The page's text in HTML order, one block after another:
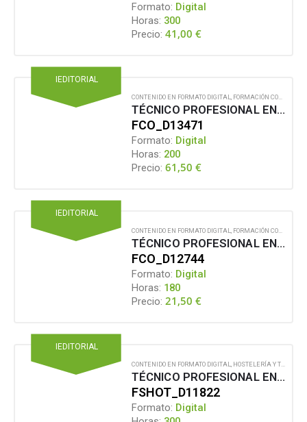
Formato: Digital
Horas: 300
Precio: 41,00€
IEDITORIAL
CONTENIDO EN FORMATO DIGITAL FORMACIÓN COMPLEMENTARIA
TÉCNICO PROFESIONAL EN ELECTROMECÁNICA DE VEHÍCULOS. EXPERTO EN SISTEMAS DE TRANSMISIÓN Y FRENADO
FCO_D13471
Formato: Digital
Horas: 200
Precio: 61,50€
IEDITORIAL
CONTENIDO EN FORMATO DIGITAL FORMACIÓN COMPLEMENTARIA
TÉCNICO PROFESIONAL EN ENCUADERNACIÓN ARTESANAL
FCO_D12744
Formato: Digital
Horas: 180
Precio: 21,50€
IEDITORIAL
CONTENIDO EN FORMATO DIGITAL HOSTELERÍA Y TURISMO
TÉCNICO PROFESIONAL EN ENOLOGÍA Y MARIDAJE
FSHOT_D11822
Formato: Digital